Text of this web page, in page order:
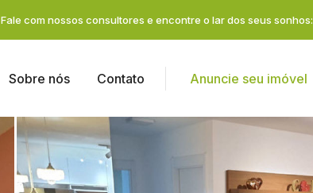
Fale com nossos consultores e encontre o lar dos seus sonhos:
Sobre nós Contato Anuncie seu imóvel